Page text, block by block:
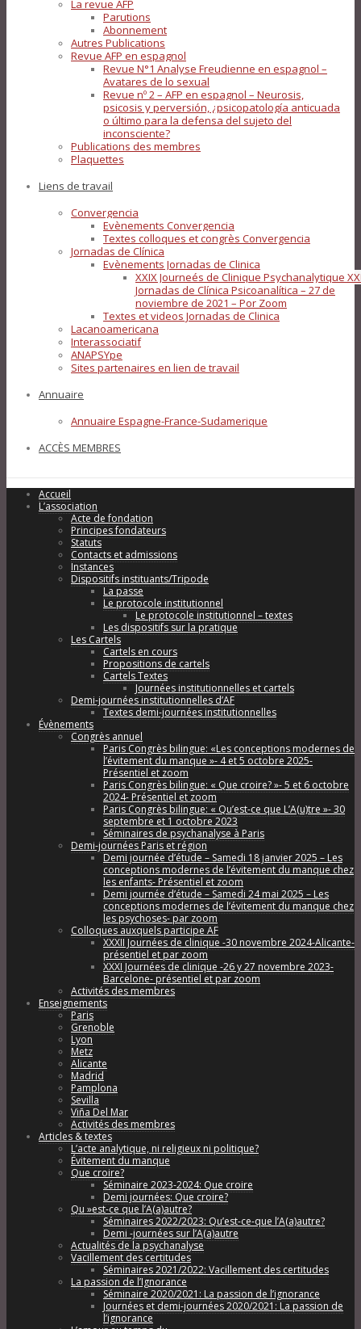
La revue AFP
Parutions
Abonnement
Autres Publications
Revue AFP en espagnol
Revue N°1 Analyse Freudienne en espagnol –
Avatares de lo sexual
Revue nº 2 – AFP en espagnol – Neurosis,
psicosis y perversión, ¿psicopatología anticuada
o último para la defensa del sujeto del
inconsciente?
Publications des membres
Plaquettes
Liens de travail
Convergencia
Evènements Convergencia
Textes colloques et congrès Convergencia
Jornadas de Clínica
Evènements Jornadas de Clinica
XXIX Journeés de Clinique Psychanalytique
Jornadas de Clínica Psicoanalítica – 27 de
noviembre de 2021 – Por Zoom
Textes et videos Jornadas de Clinica
Lacanoamericana
Interassociatif
ANAPSYpe
Sites partenaires en lien de travail
Annuaire
Annuaire Espagne-France-Sudamerique
ACCÈS MEMBRES
Accueil
L’association
Acte de fondation
Principes fondateurs
Statuts
Contacts et admissions
Instances
Dispositifs instituants/Tripode
La passe
Le protocole institutionnel
Le protocole institutionnel – textes
Les dispositifs sur la pratique
Les Cartels
Cartels en cours
Propositions de cartels
Cartels Textes
Journées institutionnelles et cartels
Demi-journées institutionnelles d’AF
Textes demi-journées institutionnelles
Évènements
Congrès annuel
Paris Congrès bilingue: «Les conceptions modernes de
l’évitement du manque »- 4 et 5 octobre 2025-
Présentiel et zoom
Paris Congrès bilingue: « Que croire? »- 5 et 6 octobre
2024- Présentiel et zoom
Paris Congrès bilingue: « Qu’est-ce que L’A(u)tre »- 30
septembre et 1 octobre 2023
Séminaires de psychanalyse à Paris
Demi-journées Paris et région
Demi journée d’étude – Samedi 18 janvier 2025 – Les
conceptions modernes de l’évitement du manque chez
les enfants- Présentiel et zoom
Demi journée d’étude – Samedi 24 mai 2025 – Les
conceptions modernes de l’évitement du manque chez
les psychoses- par zoom
Colloques auxquels participe AF
XXXII Journées de clinique -30 novembre 2024-Alicante-
présentiel et par zoom
XXXI Journées de clinique -26 y 27 novembre 2023-
Barcelone- présentiel et par zoom
Activités des membres
Enseignements
Paris
Grenoble
Lyon
Metz
Alicante
Madrid
Pamplona
Sevilla
Viña Del Mar
Activités des membres
Articles & textes
L’acte analytique, ni religieux ni politique?
Évitement du manque
Que croire?
Séminaire 2023-2024: Que croire
Demi journées: Que croire?
Qu »est-ce que l’A(a)autre?
Séminaires 2022/2023: Qu’est-ce-que l’A(a)autre?
Demi -journées sur l’A(a)autre
Actualités de la psychanalyse
Vacillement des certitudes
Séminaires 2021/2022: Vacillement des certitudes
La passion de l’Ignorance
Séminaire 2020/2021: La passion de l’ignorance
Journées et demi-journées 2020/2021: La passion de
l’ignorance